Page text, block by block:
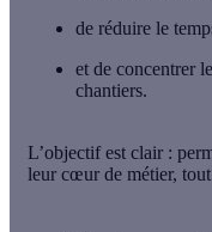
de réduire le
et de concentrer
chantiers.
L’objectifest clair :
leur cœur de métier,